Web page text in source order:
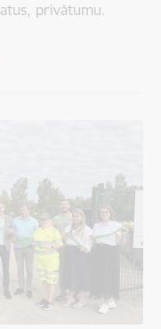
privātumu.